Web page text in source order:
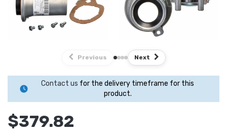
Previous Next
Contact us for the delivery timeframe for this
product.
$379.82